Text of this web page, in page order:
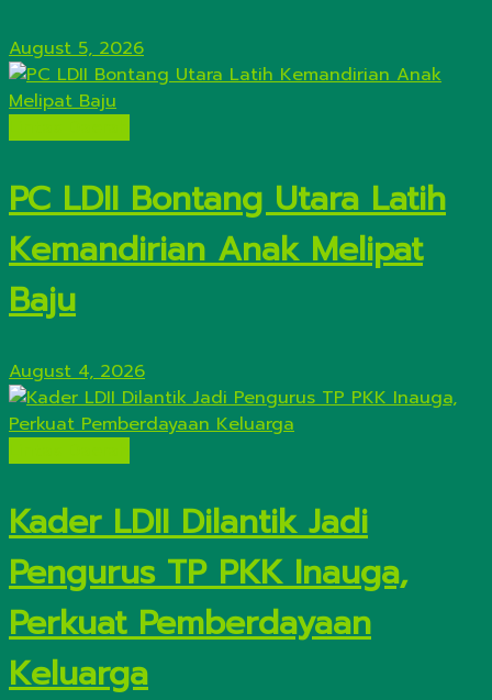
August 5, 2026
PC LDII Bontang Utara Latih
Kemandirian Anak Melipat
Baju
August 4, 2026
Kader LDII Dilantik Jadi
Pengurus TP PKK Inauga,
Perkuat Pemberdayaan
Keluarga